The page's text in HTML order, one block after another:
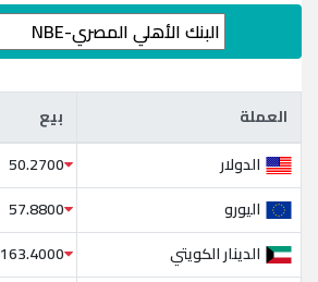
العملة بيع العملة بيع
الدولار
50.2700
اليورو
57.8800
الدينار الكويتي
163.4000